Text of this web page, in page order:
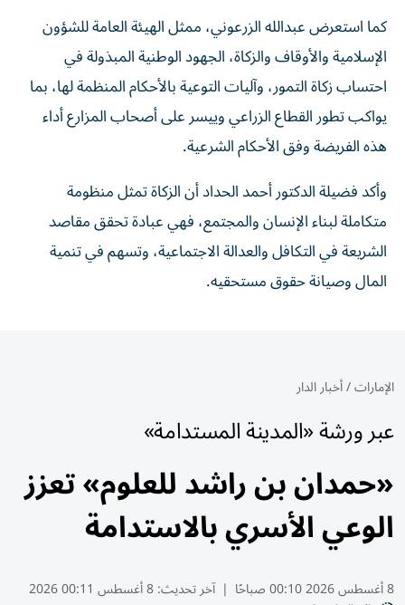
كما استعرض عبدالله الزرعوني، ممثل الهيئة العامة للشؤون
الإسلامية والأوقاف والزكاة، الجهود الوطنية المبذولة في
احتساب زكاة التمور، وآليات التوعية بالأحكام المنظمة لها، بما
يواكب تطور القطاع الزراعي وييسر على أصحاب المزارع أداء
هذه الفريضة وفق الأحكام الشرعية.
وأكد فضيلة الدكتور أحمد الحداد أن الزكاة تمثل منظومة
متكاملة لبناء الإنسان والمجتمع، فهي عبادة تحقق مقاصد
الشريعة في التكافل والعدالة الاجتماعية، وتسهم في تنمية
المال وصيانة حقوق مستحقيه.
الإمارات/أخبار الدار
عبر ورشة «المدينة المستدامة»
«حمدان بن راشد للعلوم» تعزز
الوعي الأسري بالاستدامة
8 أغسطس 2026 00:10 صباحًا | آخر تحديث:8 أغسطس 00:11 2026